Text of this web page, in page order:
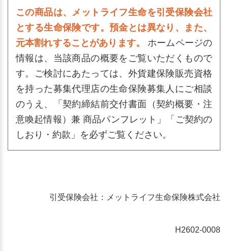
この商品は、メットライフ生命を引受保険会社
とする生命保険です。預金とは異なり、また、
元本割れすることがあります。
ホームページの
情報は、当該商品の概要をご覧いただくもので
す。ご検討にあたっては、外貨建保険販売資格
を持った募集代理店の生命保険募集人にご相談
のうえ、「契約締結前交付書面（契約概要・注
意喚起情報）兼 商品パンフレット」「ご契約の
しおり・約款」を必ずご覧ください。
引受保険会社：メットライフ生命保険株式会社
H2602-0008